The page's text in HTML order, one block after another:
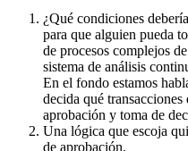
¿Qué condiciones
para que alguien pueda
de procesos complejos
sistema de análisis
En el fondo estamos
decida qué
aprobación y toma de
Una lógica que escoja
de aprobación.